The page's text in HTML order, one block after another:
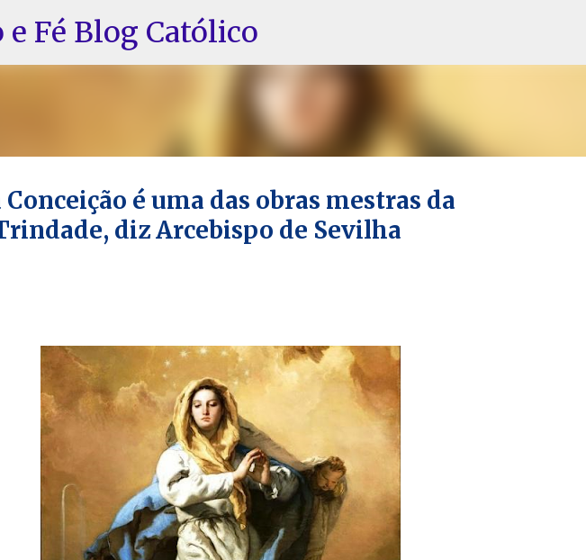
Pular para o conteúdo principal
e Fé Blog Católico
é uma das obras mestras da
diz Arcebispo de Sevilha